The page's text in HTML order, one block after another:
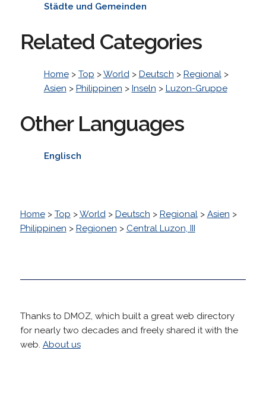
Städte und Gemeinden
Related Categories
Home> Top >World> Deutsch > Regional>
Asien > Philippinen > Inseln > Luzon-Gruppe
Other Languages
Englisch
Home> Top >World> Deutsch > Regional> Asien >
Philippinen > Regionen > Central Luzon, III
Thanks to DMOZ, which built a great web directory
for nearly two decades and freely shared it with the
web. About us